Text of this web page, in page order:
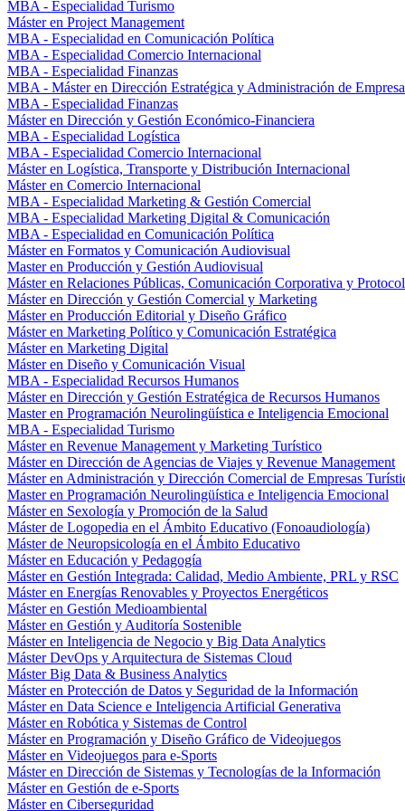
MBA - Especialidad Turismo
Máster en Project Management
MBA - Especialidad en Comunicación Política
MBA - Especialidad Comercio Internacional
MBA - Especialidad Finanzas
MBA - Máster en Dirección Estratégica y Administración de
MBA - Especialidad Finanzas
Máster en Dirección y Gestión Económico-Financiera
MBA - Especialidad Logística
MBA - Especialidad Comercio Internacional
Máster en Logística, Transporte y Distribución Internacional
Máster en Comercio Internacional
MBA - Especialidad Marketing & Gestión Comercial
MBA - Especialidad Marketing Digital & Comunicación
MBA - Especialidad en Comunicación Política
Máster en Formatos y Comunicación Audiovisual
Master en Producción y Gestión Audiovisual
Máster en Relaciones Públicas, Comunicación Corporativa y
Máster en Dirección y Gestión Comercial y Marketing
Máster en Producción Editorial y Diseño Gráfico
Máster en Marketing Político y Comunicación Estratégica
Máster en Marketing Digital
Máster en Diseño y Comunicación Visual
MBA - Especialidad Recursos Humanos
Máster en Dirección y Gestión Estratégica de Recursos Humanos
Master en Programación Neurolingüística e Inteligencia Emocional
MBA - Especialidad Turismo
Máster en Revenue Management y Marketing Turístico
Máster en Dirección de Agencias de Viajes y Revenue Management
Máster en Administración y Dirección Comercial de Empresas
Master en Programación Neurolingüística e Inteligencia Emocional
Máster en Sexología y Promoción de la Salud
Máster de Logopedia en el Ámbito Educativo (Fonoaudiología)
Máster de Neuropsicología en el Ámbito Educativo
Máster en Educación y Pedagogía
Máster en Gestión Integrada: Calidad, Medio Ambiente, PRL y RSC
Máster en Energías Renovables y Proyectos Energéticos
Máster en Gestión Medioambiental
Máster en Gestión y Auditoría Sostenible
Máster en Inteligencia de Negocio y Big Data Analytics
Máster DevOps y Arquitectura de Sistemas Cloud
Máster Big Data & Business Analytics
Máster en Protección de Datos y Seguridad de la Información
Máster en Data Science e Inteligencia Artificial Generativa
Máster en Robótica y Sistemas de Control
Máster en Programación y Diseño Gráfico de Videojuegos
Máster en Videojuegos para e-Sports
Máster en Dirección de Sistemas y Tecnologías de la Información
Máster en Gestión de e-Sports
Máster en Ciberseguridad